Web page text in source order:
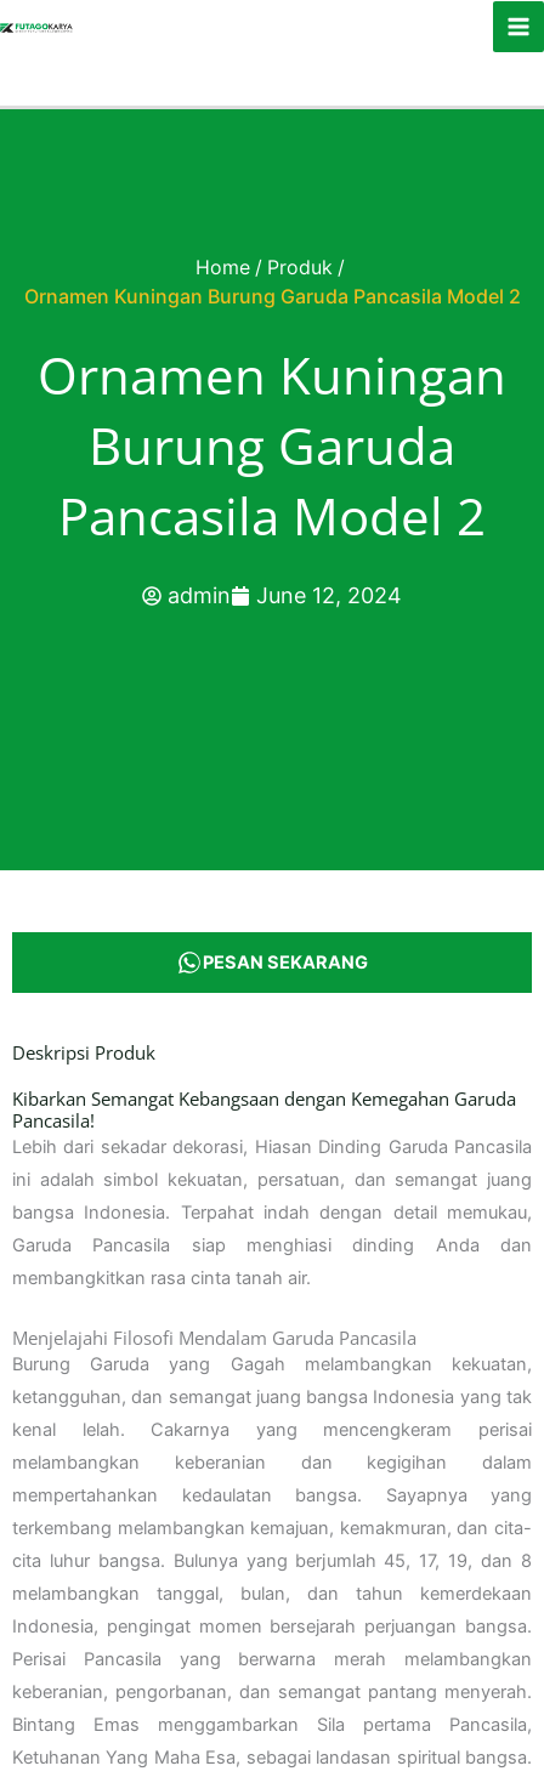
Home / Produk /
Ornamen Kuningan Burung Garuda Pancasila Model 2
Ornamen Kuningan
Burung Garuda
Pancasila Model 2
admin June 12, 2024
PESAN SEKARANG
Deskripsi Produk
Kibarkan Semangat Kebangsaan dengan Kemegahan Garuda
Pancasila!
Lebih dari sekadar dekorasi, Hiasan Dinding Garuda Pancasila
ini adalah simbol kekuatan, persatuan, dan semangat juang
bangsa Indonesia. Terpahat indah dengan detail memukau,
Garuda Pancasila siap menghiasi dinding Anda dan
membangkitkan rasa cinta tanah air.
Menjelajahi Filosofi Mendalam Garuda Pancasila
Burung Garuda yang Gagah melambangkan kekuatan,
ketangguhan, dan semangat juang bangsa Indonesia yang tak
kenal lelah. Cakarnya yang mencengkeram perisai
melambangkan keberanian dan kegigihan dalam
mempertahankan kedaulatan bangsa. Sayapnya yang
terkembang melambangkan kemajuan, kemakmuran, dan cita-
cita luhur bangsa. Bulunya yang berjumlah 45, 17, 19, dan 8
melambangkan tanggal, bulan, dan tahun kemerdekaan
Indonesia, pengingat momen bersejarah perjuangan bangsa.
Perisai Pancasila yang berwarna merah melambangkan
keberanian, pengorbanan, dan semangat pantang menyerah.
Bintang Emas menggambarkan Sila pertama Pancasila,
Ketuhanan Yang Maha Esa, sebagai landasan spiritual bangsa.